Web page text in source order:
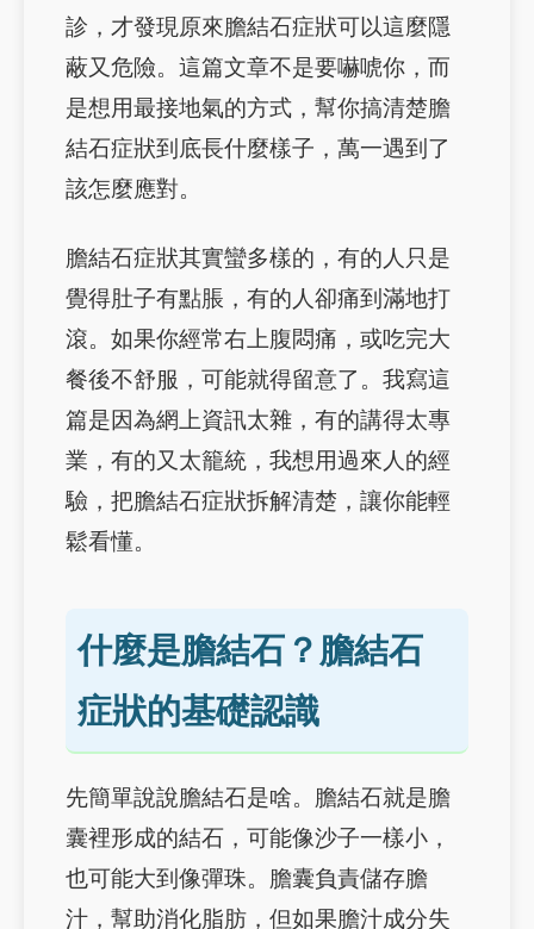
診，才發現原來膽結石症狀可以這麼隱
蔽又危險。這篇文章不是要嚇唬你，而
是想用最接地氣的方式，幫你搞清楚膽
結石症狀到底長什麼樣子，萬一遇到了
該怎麼應對。
膽結石症狀其實蠻多樣的，有的人只是
覺得肚子有點脹，有的人卻痛到滿地打
滾。如果你經常右上腹悶痛，或吃完大
餐後不舒服，可能就得留意了。我寫這
篇是因為網上資訊太雜，有的講得太專
業，有的又太籠統，我想用過來人的經
驗，把膽結石症狀拆解清楚，讓你能輕
鬆看懂。
什麼是膽結石？膽結石
症狀的基礎認識
先簡單說說膽結石是啥。膽結石就是膽
囊裡形成的結石，可能像沙子一樣小，
也可能大到像彈珠。膽囊負責儲存膽
汁，幫助消化脂肪，但如果膽汁成分失